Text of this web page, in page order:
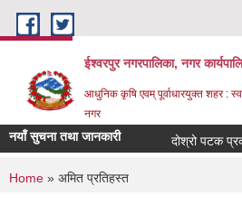
Skip to main content
ईश्वरपुर नगरपालिका, नगर
आधुनिक कृषि एवम् पूर्वाधारयुक्त शहर :
नगर
नयाँ सुचना तथा जानकारी दोश्रो पटक
You are here
Home » अमित प्रतिहस्त